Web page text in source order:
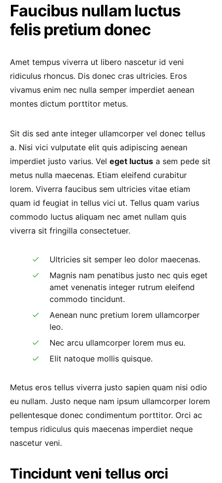
Faucibus nullam luctus
felis pretium donec
Amet tempus viverra ut libero nascetur id veni
ridiculus rhoncus. Dis donec cras ultricies. Eros
vivamus enim nec nulla semper imperdiet aenean
montes dictum porttitor metus.
Sit dis sed ante integer ullamcorper vel donec tellus
a. Nisi vici vulputate elit quis adipiscing aenean
imperdiet justo varius. Vel eget luctus a sem pede sit
metus nulla maecenas. Etiam eleifend curabitur
lorem. Viverra faucibus sem ultricies vitae etiam
quam id feugiat in tellus vici ut. Tellus quam varius
commodo luctus aliquam nec amet nullam quis
viverra sit fringilla consectetuer.
Ultricies sit semper leo dolor maecenas.
Magnis nam penatibus justo nec quis eget
amet venenatis integer rutrum eleifend
commodo tincidunt.
Aenean nunc pretium lorem ullamcorper
leo.
Nec arcu ullamcorper lorem mus eu.
Elit natoque mollis quisque.
Metus eros tellus viverra justo sapien quam nisi odio
eu nullam. Justo neque nam ipsum ullamcorper lorem
pellentesque donec condimentum porttitor. Orci ac
tempus ridiculus quis maecenas imperdiet neque
nascetur veni.
Tincidunt veni tellus orci